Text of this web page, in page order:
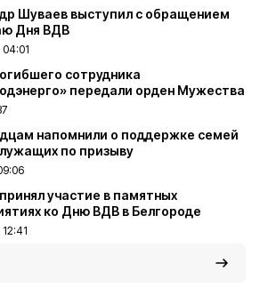
Шуваев выступил с обращением
Дня ВДВ
04:01
сотрудника
передали орден Мужества
напомнили о поддержке семей
по призыву
участие в памятных
ко Дню ВДВ в Белгороде